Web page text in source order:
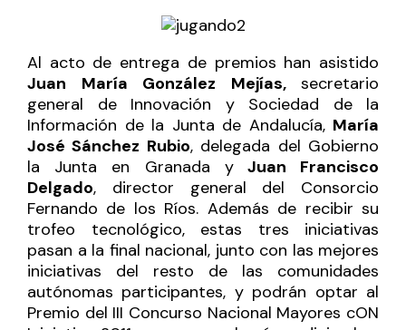
Al acto de entrega de premios han asistido
Juan María González Mejías, secretario
general de Innovación y Sociedad de la
Información de la Junta de Andalucía, María
José Sánchez Rubio, delegada del Gobierno
la Junta en Granada yJuan Francisco
Delgado, director general del Consorcio
Fernando de los Ríos. Además de recibir su
trofeo tecnológico, estas tres iniciativas
pasan a la final nacional, junto con las mejores
iniciativas del resto de las comunidades
autónomas participantes, y podrán optar al
Premio del III Concurso Nacional Mayores cON